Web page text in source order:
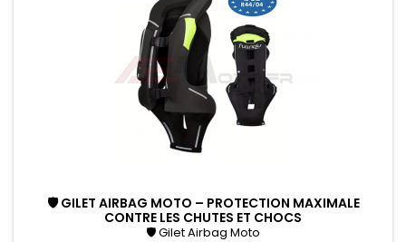
🛡 GILET AIRBAG MOTO – PROTECTION MAXIMALE
CONTRE LES CHUTES ET CHOCS
🛡 Gilet Airbag Moto